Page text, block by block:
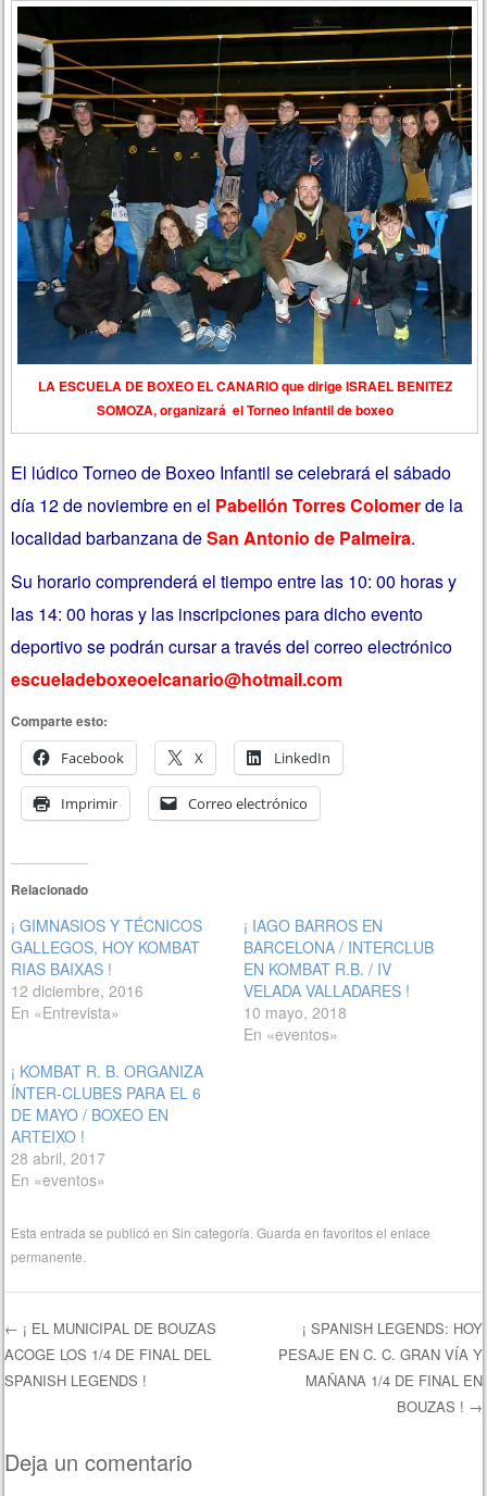
LA ESCUELA DE BOXEO EL CANARIO que dirige ISRAEL BENITEZ
SOMOZA, organizará el Torneo Infantil de boxeo
El lúdico Torneo de Boxeo Infantil se celebrará el sábado
día 12 de noviembre en el Pabellón Torres Colomerde la
localidad barbanzana deSan Antonio de Palmeira.
Su horario comprenderá el tiempo entre las 10: 00 horas y
las 14: 00 horas y las inscripciones para dicho evento
deportivo se podrán cursar a través del correo electrónico
escueladeboxeoelcanario@hotmail.com
Comparte esto:
Facebook
X LinkedIn
Imprimir Correo electrónico
Relacionado
¡ GIMNASIOS Y TÉCNICOS
GALLEGOS, HOY KOMBAT
RIAS BAIXAS !
12 diciembre, 2016
En «Entrevista»
¡ IAGO BARROS EN
BARCELONA / INTERCLUB
EN KOMBAT R.B. / IV
VELADA VALLADARES !
10 mayo, 2018
En «eventos»
¡ KOMBAT R. B. ORGANIZA
ÍNTER-CLUBES PARA EL 6
DE MAYO / BOXEO EN
ARTEIXO !
28 abril, 2017
En «eventos»
Esta entrada se publicó enSin categoría . Guarda en favoritos elenlace
permanente
Navegación de entradas
← ¡ EL MUNICIPAL DE BOUZAS
ACOGE LOS 1/4 DE FINAL DEL
SPANISH LEGENDS !
¡ SPANISH LEGENDS: HOY
PESAJE EN C. C. GRAN VÍA Y
MAÑANA 1/4 DE FINAL EN
BOUZAS ! →
Deja un comentario